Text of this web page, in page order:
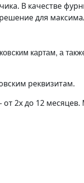
В качестве
для
картам, а
реквизитам.
2х до 12